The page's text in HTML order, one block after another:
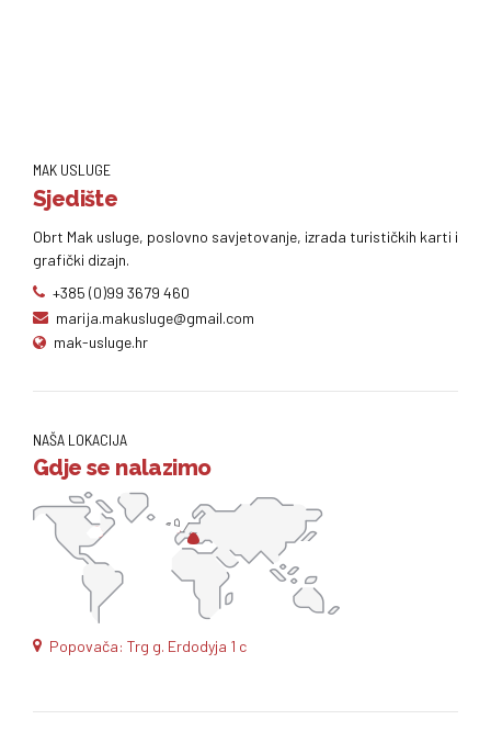
MAK USLUGE
Sjedište
Obrt Mak usluge, poslovno savjetovanje, izrada turističkih karti i
grafički dizajn.
+385 (0)99 3679 460
marija.makusluge@gmail.com
mak-usluge.hr
NAŠA LOKACIJA
Gdje se nalazimo
Popovača: Trg g. Erdodyja 1 c